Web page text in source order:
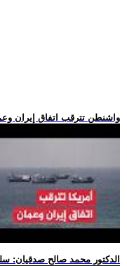
.. واشنطن تترقب اتفاق إيران
.. الدكتور محمد صالح صدقيان: